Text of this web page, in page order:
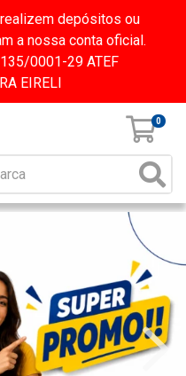
realizem depósitos ou
a nossa conta oficial.
0001-29 ATEF
EIRELI
0